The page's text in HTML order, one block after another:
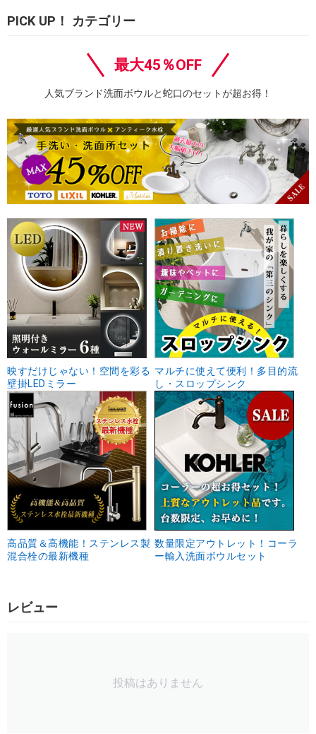
PICK UP！ カテゴリー
最大45％OFF
人気ブランド洗面ボウルと蛇口のセットが超お得！
映すだけじゃない！空間を彩る
壁掛LEDミラー
マルチに使えて便利！多目的流
し・スロップシンク
高品質＆高機能！ステンレス製
混合栓の最新機種
数量限定アウトレット！コーラ
ー輸入洗面ボウルセット
レビュー
投稿はありません